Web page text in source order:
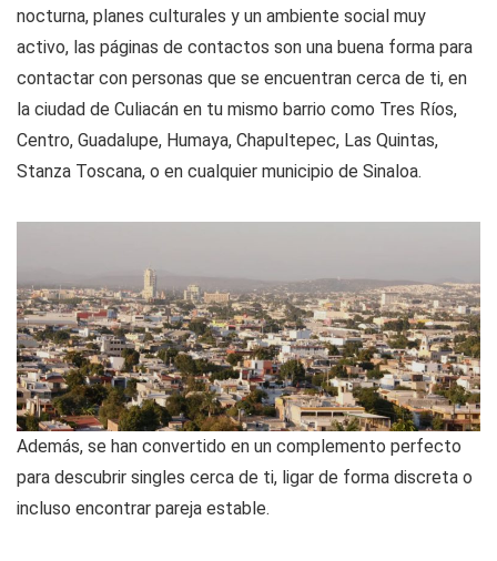
nocturna, planes culturales y un ambiente social muy
activo, las páginas de contactos son una buena forma para
contactar con personas que se encuentran cerca de ti, en
la ciudad de Culiacán en tu mismo barrio como Tres Ríos,
Centro, Guadalupe, Humaya, Chapultepec, Las Quintas,
Stanza Toscana, o en cualquier municipio de Sinaloa.
Además, se han convertido en un complemento perfecto
para descubrir singles cerca de ti, ligar de forma discreta o
incluso encontrar pareja estable.